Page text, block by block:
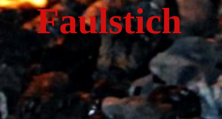
Faulstich